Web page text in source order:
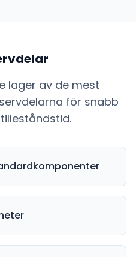
lager av de mest
för snabb